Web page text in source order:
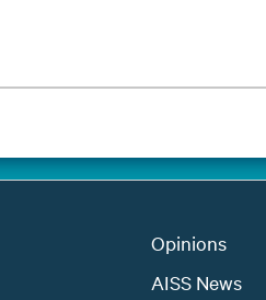
Opinions
AISS News